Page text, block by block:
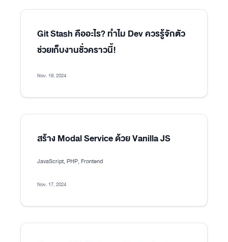
Git Stash คืออะไร? ทำไม Dev ควรรู้จักตัว
ช่วยเก็บงานชั่วคราวนี้!
Nov. 19, 2024
สร้าง Modal Service ด้วย Vanilla JS
JavaScript, PHP, Frontend
Nov. 17, 2024